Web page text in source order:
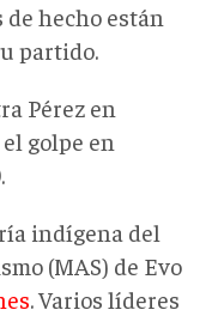
hecho están
partido.
Pérez en
golpe en
indígena del
(MAS) de Evo
. Varios líderes